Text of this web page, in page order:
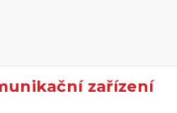
zařízení